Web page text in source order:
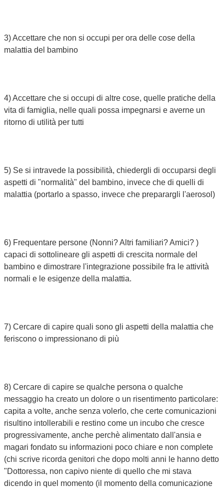
3) Accettare che non si occupi per ora delle cose della
malattia del bambino
4) Accettare che si occupi di altre cose, quelle pratiche della
vita di famiglia, nelle quali possa impegnarsi e averne un
ritorno di utilità per tutti
5) Se si intravede la possibilità, chiedergli di occuparsi degli
aspetti di "normalità" del bambino, invece che di quelli di
malattia (portarlo a spasso, invece che preparargli l'aerosol)
6) Frequentare persone (Nonni? Altri familiari? Amici? )
capaci di sottolineare gli aspetti di crescita normale del
bambino e dimostrare l'integrazione possibile fra le attività
normali e le esigenze della malattia.
7) Cercare di capire quali sono gli aspetti della malattia che
feriscono o impressionano di più
8) Cercare di capire se qualche persona o qualche
messaggio ha creato un dolore o un risentimento particolare:
capita a volte, anche senza volerlo, che certe comunicazioni
risultino intollerabili e restino come un incubo che cresce
progressivamente, anche perchè alimentato dall'ansia e
magari fondato su informazioni poco chiare e non complete
(chi scrive ricorda genitori che dopo molti anni le hanno detto
"Dottoressa, non capivo niente di quello che mi stava
dicendo in quel momento (il momento della comunicazione